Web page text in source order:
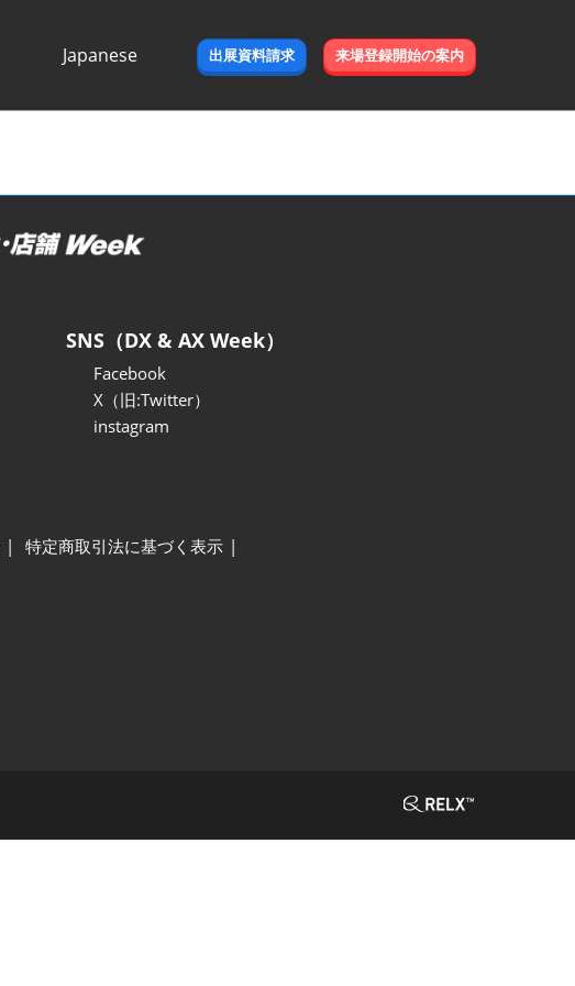
Japanese
出展資料請求 来場登録開始の案内
SNS（DX & AX Week）
Facebook
X（旧:Twitter）
instagram
特定商取引法に基づく表示